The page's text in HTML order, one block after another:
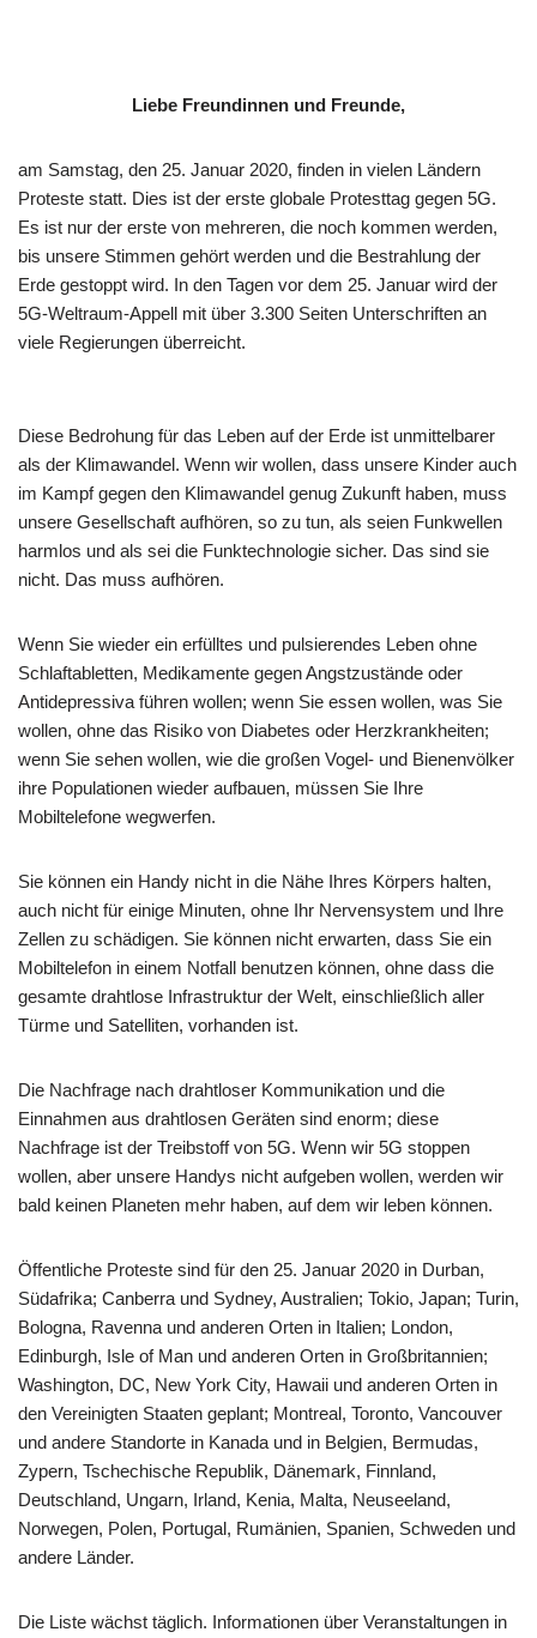
Liebe Freundinnen und Freunde,
am Samstag, den 25. Januar 2020, finden in vielen Ländern
Proteste statt. Dies ist der erste globale Protesttag gegen 5G.
Es ist nur der erste von mehreren, die noch kommen werden,
bis unsere Stimmen gehört werden und die Bestrahlung der
Erde gestoppt wird. In den Tagen vor dem 25. Januar wird der
5G-Weltraum-Appell mit über 3.300 Seiten Unterschriften an
viele Regierungen überreicht.
Diese Bedrohung für das Leben auf der Erde ist unmittelbarer
als der Klimawandel. Wenn wir wollen, dass unsere Kinder auch
im Kampf gegen den Klimawandel genug Zukunft haben, muss
unsere Gesellschaft aufhören, so zu tun, als seien Funkwellen
harmlos und als sei die Funktechnologie sicher. Das sind sie
nicht. Das muss aufhören.
Wenn Sie wieder ein erfülltes und pulsierendes Leben ohne
Schlaftabletten, Medikamente gegen Angstzustände oder
Antidepressiva führen wollen; wenn Sie essen wollen, was Sie
wollen, ohne das Risiko von Diabetes oder Herzkrankheiten;
wenn Sie sehen wollen, wie die großen Vogel- und Bienenvölker
ihre Populationen wieder aufbauen, müssen Sie Ihre
Mobiltelefone wegwerfen.
Sie können ein Handy nicht in die Nähe Ihres Körpers halten,
auch nicht für einige Minuten, ohne Ihr Nervensystem und Ihre
Zellen zu schädigen. Sie können nicht erwarten, dass Sie ein
Mobiltelefon in einem Notfall benutzen können, ohne dass die
gesamte drahtlose Infrastruktur der Welt, einschließlich aller
Türme und Satelliten, vorhanden ist.
Die Nachfrage nach drahtloser Kommunikation und die
Einnahmen aus drahtlosen Geräten sind enorm; diese
Nachfrage ist der Treibstoff von 5G. Wenn wir 5G stoppen
wollen, aber unsere Handys nicht aufgeben wollen, werden wir
bald keinen Planeten mehr haben, auf dem wir leben können.
Öffentliche Proteste sind für den 25. Januar 2020 in Durban,
Südafrika; Canberra und Sydney, Australien; Tokio, Japan; Turin,
Bologna, Ravenna und anderen Orten in Italien; London,
Edinburgh, Isle of Man und anderen Orten in Großbritannien;
Washington, DC, New York City, Hawaii und anderen Orten in
den Vereinigten Staaten geplant; Montreal, Toronto, Vancouver
und andere Standorte in Kanada und in Belgien, Bermudas,
Zypern, Tschechische Republik, Dänemark, Finnland,
Deutschland, Ungarn, Irland, Kenia, Malta, Neuseeland,
Norwegen, Polen, Portugal, Rumänien, Spanien, Schweden und
andere Länder.
Die Liste wächst täglich. Informationen über Veranstaltungen in